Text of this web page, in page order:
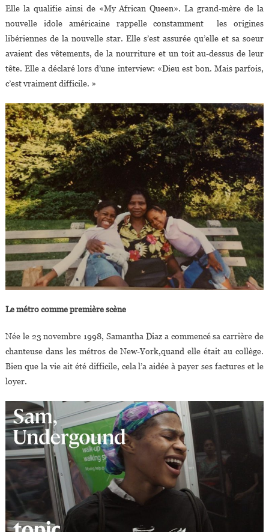
Elle la qualifie ainsi de «My African Queen». La grand-mère de la
nouvelle idole américaine rappelle constamment les origines
libériennes de la nouvelle star. Elle s’est assurée qu’elle et sa soeur
avaient des vêtements, de la nourriture et un toit au-dessus de leur
tête. Elle a déclaré lors d’une interview: «Dieu est bon. Mais parfois,
c’est vraiment difficile. »
Le métro comme première scène
Née le 23 novembre 1998, Samantha Diaz a commencé sa carrière de
chanteuse dans les métros de New-York,quand elle était au collège.
Bien que la vie ait été difficile, cela l’a aidée à payer ses factures et le
loyer.